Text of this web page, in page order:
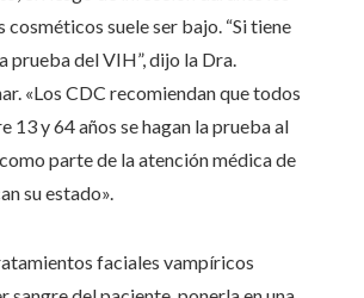
suele ser bajo. “Si tiene
prueba del VIH”, dijo la Dra.
«Los CDC recomiendan que todos
13 y 64 años se hagan la prueba al
parte de la atención médica de
su estado».
faciales vampíricos